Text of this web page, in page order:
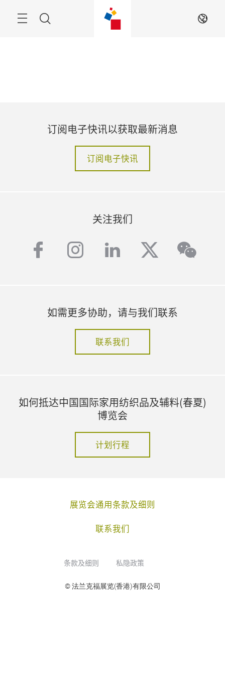
ZH
订阅电子快讯以获取最新消息
订阅电子快讯
关注我们
facebook
instagram
linkedintwitter
如需更多协助，请与我们联系
联系我们
如何抵达中国国际家用纺织品及辅料(春夏)
博览会
计划行程
展览会通用条款及细则
联系我们
条款及细则 私隐政策
© 法兰克福展览(香港)有限公司